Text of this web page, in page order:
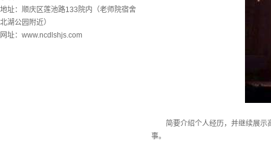
地址：顺庆区莲池路133院内（老师院宿舍
北湖公园附近）
网址：www.ncdlshjs.com
简要介绍个人经历，并继续展
事。